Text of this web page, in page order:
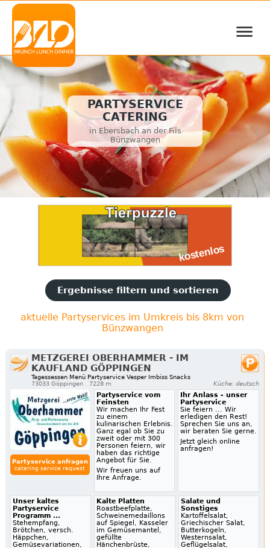
≡
PARTYSERVICE
CATERING
in Ebersbach an der Fils
Bünzwangen
Ergebnisse filtern und sortieren
aktuelle Partyservices im Umkreis bis 8km von
Bünzwangen
METZGEREI OBERHAMMER - IM
KAUFLAND GÖPPINGEN
Tagessessen Menü Partyservice Vesper Imbiss Snacks
73033 Göppingen
7228 m Küche: deutsch
Partyservice anfragen
catering service request
Partyservice vom
Feinsten
Wir machen Ihr Fest
zu einem
kulinarischen Erlebnis.
Ganz egal ob Sie zu
zweit oder mit 300
Personen feiern, wir
haben das richtige
Angebot für Sie.
Wir freuen uns auf
Ihre Anfrage.
Ihr Anlass - unser
Partyservice
Sie feiern ... Wir
erledigen den Rest!
Sprechen Sie uns an,
wir beraten Sie gerne.
Jetzt gleich online
anfragen!
Unser kaltes
Partyservice
Programm ...
Stehempfang,
Brötchen, versch.
Häppchen,
Gemüsevariationen,
Kalte Platten
Roastbeefplatte,
Schweinemedaillons
auf Spiegel, Kasseler
im Gemüsemantel,
gefüllte
Hänchenbrüste,
Salate und
Sonstiges
Kartoffelsalat,
Griechischer Salat,
Butterkogeln,
Westernsalat,
Geflügelsalat,